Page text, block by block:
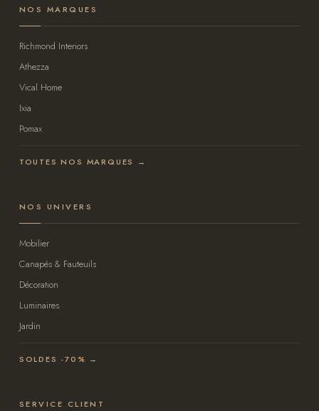
NOS MARQUES
Richmond Interiors
Athezza
Vical Home
Ixia
Pomax
TOUTES NOS MARQUES →
NOS UNIVERS
Mobilier
Canapés & Fauteuils
Décoration
Luminaires
Jardin
SOLDES -70% →
SERVICE CLIENT